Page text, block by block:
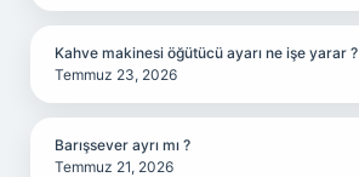
Kahve makinesi öğütücü ayarı ne işe yarar ?
Temmuz 23, 2026
Barışsever ayrı mı ?
Temmuz 21, 2026